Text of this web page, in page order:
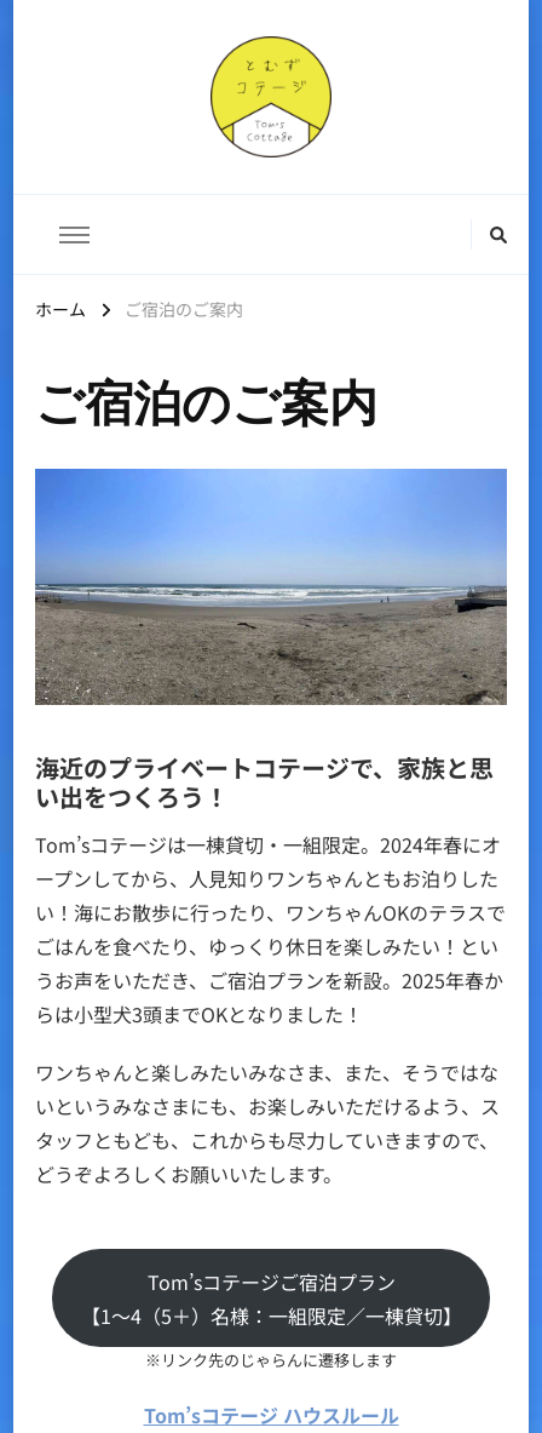
ホーム ご宿泊のご案内
ご宿泊のご案内
海近のプライベートコテージで、家族と思
い出をつくろう！
Tom’sコテージは一棟貸切・一組限定。2024年春にオ
ープンしてから、人見知りワンちゃんともお泊りした
い！海にお散歩に行ったり、ワンちゃんOKのテラスで
ごはんを食べたり、ゆっくり休日を楽しみたい！とい
うお声をいただき、ご宿泊プランを新設。2025年春か
らは小型犬3頭までOKとなりました！
ワンちゃんと楽しみたいみなさま、また、そうではな
いというみなさまにも、お楽しみいただけるよう、ス
タッフともども、これからも尽力していきますので、
どうぞよろしくお願いいたします。
Tom’sコテージご宿泊プラン
【1～4（5＋）名様：一組限定／一棟貸切】
※リンク先のじゃらんに遷移します
Tom’sコテージ ハウスルール